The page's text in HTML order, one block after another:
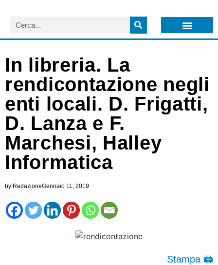
In libreria. La
rendicontazione negli
enti locali. D. Frigatti,
D. Lanza e F.
Marchesi, Halley
Informatica
by RedazioneGennaio 11, 2019
Stampa 🖨